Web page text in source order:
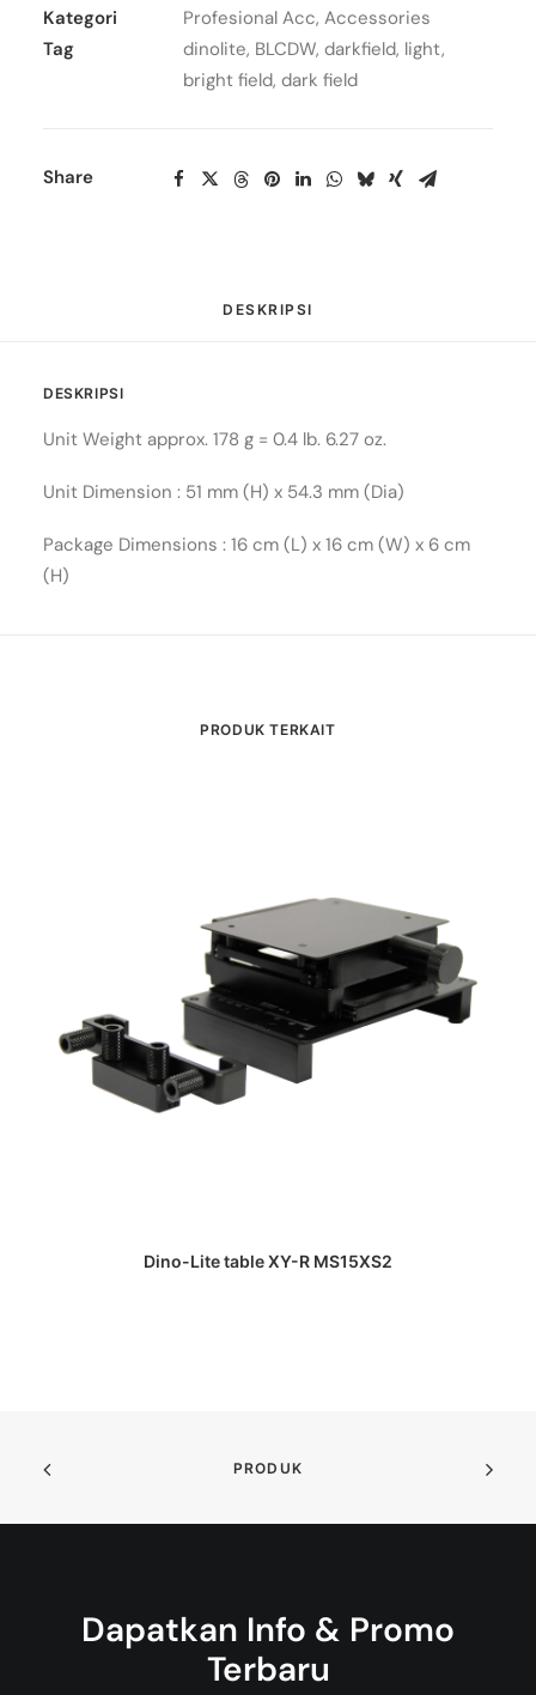
Kategori
Profesional Acc, Accessories
Tag
dinolite, BLCDW, darkfield, light,
bright field, dark field
Share
DESKRIPSI
DESKRIPSI
Unit Weight approx. 178 g = 0.4 lb. 6.27 oz.
Unit Dimension : 51 mm (H) x 54.3 mm (Dia)
Package Dimensions : 16 cm (L) x 16 cm (W) x 6 cm
(H)
PRODUK TERKAIT
DAPATKAN PENAWARAN HARGA
Dino-Lite table XY-R MS15XS2
PRODUK
Dapatkan Info & Promo
Terbaru